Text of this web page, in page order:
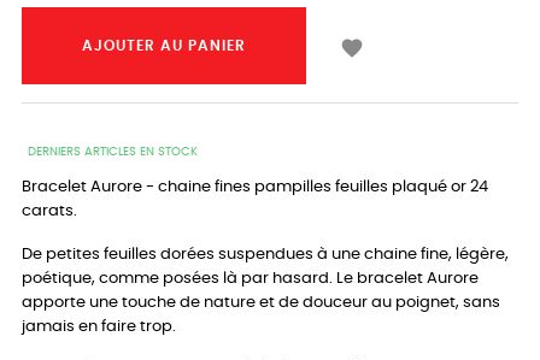
AJOUTER AU PANIER 
DERNIERS ARTICLES EN STOCK
Bracelet Aurore - chaine fines pampilles feuilles plaqué or 24
carats.
De petites feuilles dorées suspendues à une chaine fine, légère,
poétique, comme posées là par hasard. Le bracelet Aurore
apporte une touche de nature et de douceur au poignet, sans
jamais en faire trop.